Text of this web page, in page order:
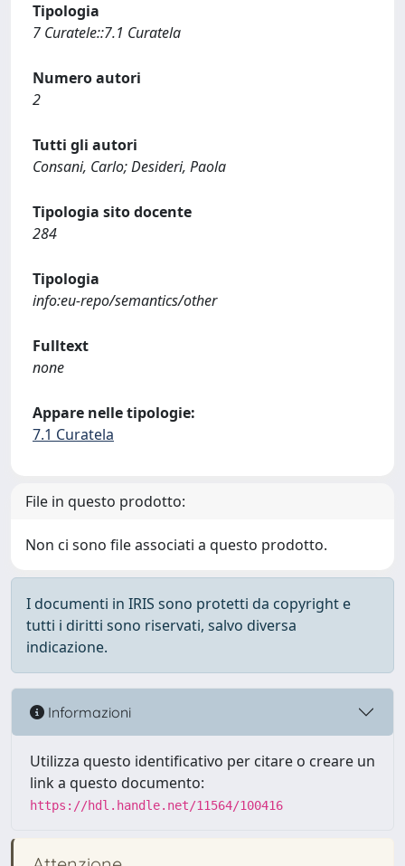
Tipologia
7 Curatele::7.1 Curatela
Numero autori
2
Tutti gli autori
Consani, Carlo; Desideri, Paola
Tipologia sito docente
284
Tipologia
info:eu-repo/semantics/other
Fulltext
none
Appare nelle tipologie:
7.1 Curatela
File in questo prodotto:
Non ci sono file associati a questo prodotto.
I documenti in IRIS sono protetti da copyright e
tutti i diritti sono riservati, salvo diversa
indicazione.
Informazioni
Utilizza questo identificativo per citare o creare un
link a questo documento:
https://hdl.handle.net/11564/100416